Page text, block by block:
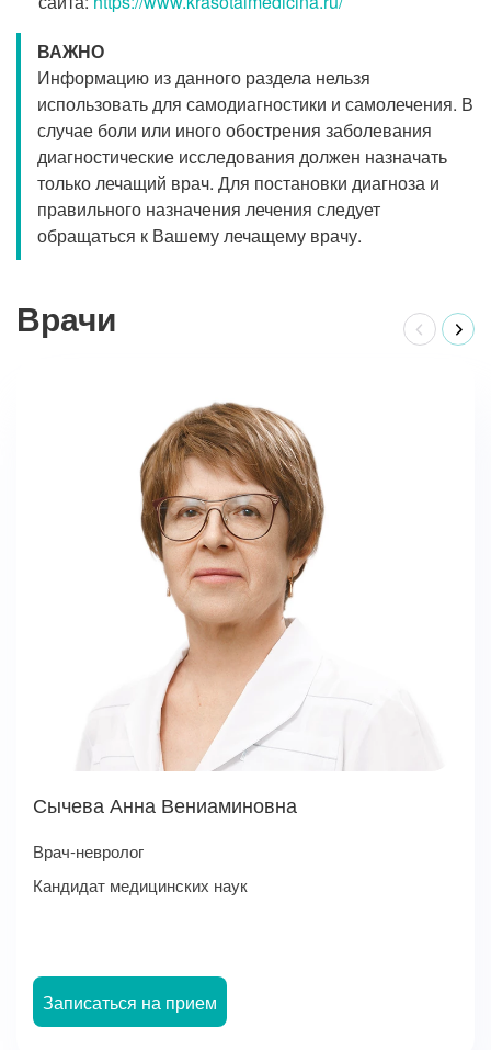
ВАЖНО
Информацию из данного раздела нельзя
использовать для самодиагностики и самолечения. В
случае боли или иного обострения заболевания
диагностические исследования должен назначать
только лечащий врач. Для постановки диагноза и
правильного назначения лечения следует
обращаться к Вашему лечащему врачу.
Врачи
Сычева Анна Вениаминовна
Врач-невролог
Кандидат медицинских наук
Записаться на прием